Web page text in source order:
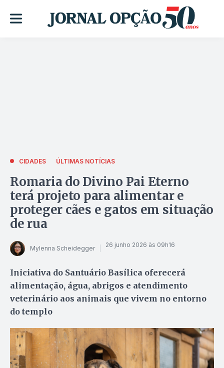
CIDADES ÚLTIMAS NOTÍCIAS
Romaria do Divino Pai Eterno
terá projeto para alimentar e
proteger cães e gatos em situação
de rua
Mylenna Scheidegger 26 junho 2026 às 09h16
Iniciativa do Santuário Basílica oferecerá
alimentação, água, abrigos e atendimento
veterinário aos animais que vivem no entorno
do templo